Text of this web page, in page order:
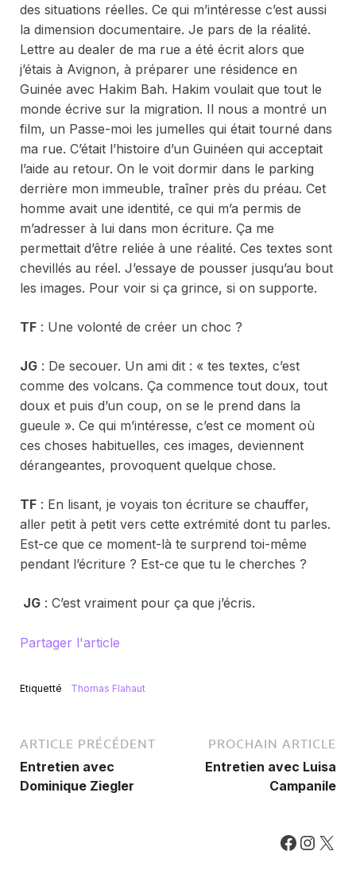
des situations réelles. Ce qui m’intéresse c’est aussi
la dimension documentaire. Je pars de la réalité.
Lettre au dealer de ma rue a été écrit alors que
j’étais à Avignon, à préparer une résidence en
Guinée avec Hakim Bah. Hakim voulait que tout le
monde écrive sur la migration. Il nous a montré un
film, un Passe-moi les jumelles qui était tourné dans
ma rue. C’était l’histoire d’un Guinéen qui acceptait
l’aide au retour. On le voit dormir dans le parking
derrière mon immeuble, traîner près du préau. Cet
homme avait une identité, ce qui m’a permis de
m’adresser à lui dans mon écriture. Ça me
permettait d’être reliée à une réalité. Ces textes sont
chevillés au réel. J’essaye de pousser jusqu’au bout
les images. Pour voir si ça grince, si on supporte.
TF : Une volonté de créer un choc ?
JG : De secouer. Un ami dit : « tes textes, c’est
comme des volcans. Ça commence tout doux, tout
doux et puis d’un coup, on se le prend dans la
gueule ». Ce qui m’intéresse, c’est ce moment où
ces choses habituelles, ces images, deviennent
dérangeantes, provoquent quelque chose.
TF : En lisant, je voyais ton écriture se chauffer,
aller petit à petit vers cette extrémité dont tu parles.
Est-ce que ce moment-là te surprend toi-même
pendant l’écriture ? Est-ce que tu le cherches ?
JG : C’est vraiment pour ça que j’écris.
Partager l'article
Etiquetté Thomas Flahaut
ARTICLE PRÉCÉDENT
Entretien avec
Dominique Ziegler
PROCHAIN ARTICLE
Entretien avec Luisa
Campanile